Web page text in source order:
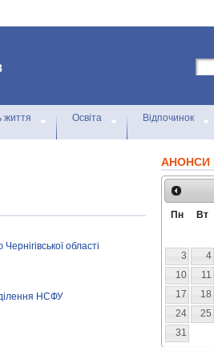
життя Освіта Відпочинок
області
НСФУ
АНОНСИ
Пн Вт
3
4
10
11
17
18
24
25
31